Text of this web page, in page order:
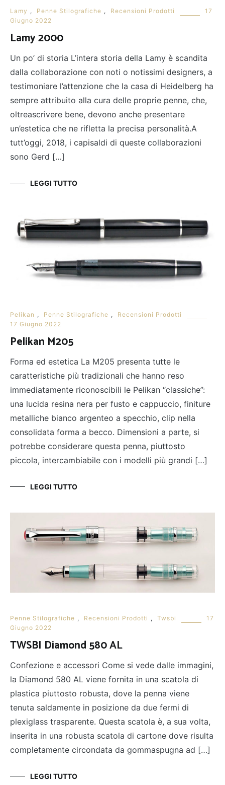
Lamy , Penne Stilografiche , Recensioni Prodotti
17
Giugno 2022
Lamy 2000
Un po’ di storia L’intera storia della Lamy è scandita
dalla collaborazione con noti o notissimi designers, a
testimoniare l’attenzione che la casa di Heidelberg ha
sempre attribuito alla cura delle proprie penne, che,
oltreascrivere bene, devono anche presentare
un’estetica che ne rifletta la precisa personalità.A
tutt’oggi, 2018, i capisaldi di queste collaborazioni
sono Gerd […]
LEGGI TUTTO
Pelikan , Penne Stilografiche ,
Recensioni Prodotti
17 Giugno 2022
Pelikan M205
Forma ed estetica La M205 presenta tutte le
caratteristiche più tradizionali che hanno reso
immediatamente riconoscibili le Pelikan “classiche”:
una lucida resina nera per fusto e cappuccio, finiture
metalliche bianco argenteo a specchio, clip nella
consolidata forma a becco. Dimensioni a parte, si
potrebbe considerare questa penna, piuttosto
piccola, intercambiabile con i modelli più grandi […]
LEGGI TUTTO
Penne Stilografiche , Recensioni Prodotti , Twsbi
17
Giugno 2022
TWSBI Diamond 580 AL
Confezione e accessori Come si vede dalle immagini,
la Diamond 580 AL viene fornita in una scatola di
plastica piuttosto robusta, dove la penna viene
tenuta saldamente in posizione da due fermi di
plexiglass trasparente. Questa scatola è, a sua volta,
inserita in una robusta scatola di cartone dove risulta
completamente circondata da gommaspugna ad […]
LEGGI TUTTO